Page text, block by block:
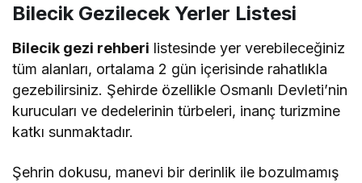
Bilecik Gezilecek Yerler Listesi
Bilecik gezi rehberi listesinde yer verebileceğiniz
tüm alanları, ortalama 2 gün içerisinde rahatlıkla
gezebilirsiniz. Şehirde özellikle Osmanlı Devleti’nin
kurucuları ve dedelerinin türbeleri, inanç turizmine
katkı sunmaktadır.
Şehrin dokusu, manevi bir derinlik ile bozulmamış